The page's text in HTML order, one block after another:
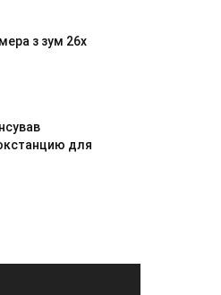
з зум 26х
для